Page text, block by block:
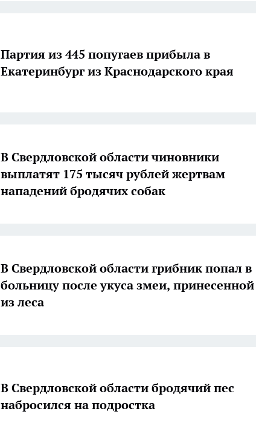
Партия из 445 попугаев прибыла в
Екатеринбург из Краснодарского края
В Свердловской области чиновники
выплатят 175 тысяч рублей жертвам
нападений бродячих собак
В Свердловской области грибник попал в
больницу после укуса змеи, принесенной
из леса
В Свердловской области бродячий пес
набросился на подростка